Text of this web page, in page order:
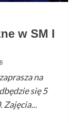
w SM I
na
się 5
Zajęcia...